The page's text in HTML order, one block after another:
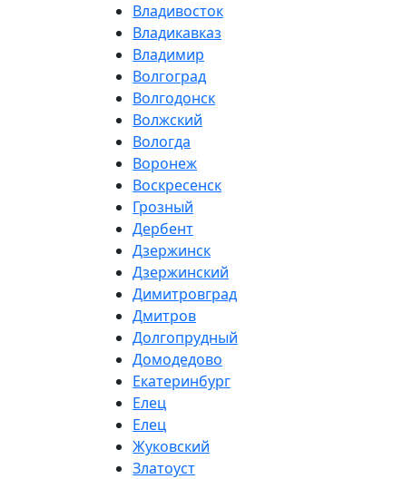
Владивосток
Владикавказ
Владимир
Волгоград
Волгодонск
Волжский
Вологда
Воронеж
Воскресенск
Грозный
Дербент
Дзержинск
Дзержинский
Димитровград
Дмитров
Долгопрудный
Домодедово
Екатеринбург
Елец
Елец
Жуковский
Златоуст